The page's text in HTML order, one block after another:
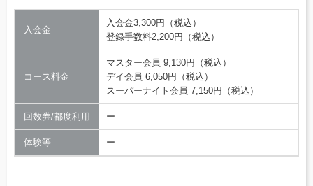
入会金
入会金3,300円（税込）
登録手数料2,200円（税込）
コース料金
マスター会員 9,130円（税込）
デイ会員 6,050円（税込）
スーパーナイト会員 7,150円（税込）
回数券/都度利用 ー
体験等 ー